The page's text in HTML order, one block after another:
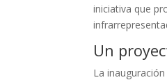
iniciativa que
Un
La